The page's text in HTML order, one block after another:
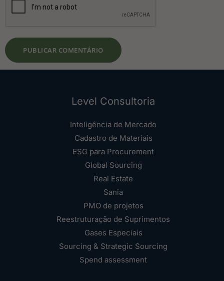
Level Consultoria
Inteligência de Mercado
Cadastro de Materiais
ESG para Procurement
Global Sourcing
Real Estate
Sania
PMO de projetos
Reestruturação de Suprimentos
Gases Especiais
Sourcing & Strategic Sourcing
Spend assessment